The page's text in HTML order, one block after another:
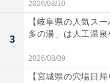
2026/08/10
3
【岐阜県の人気ス
多の湯」は人工温
2026/08/09
【宮城県の穴場日